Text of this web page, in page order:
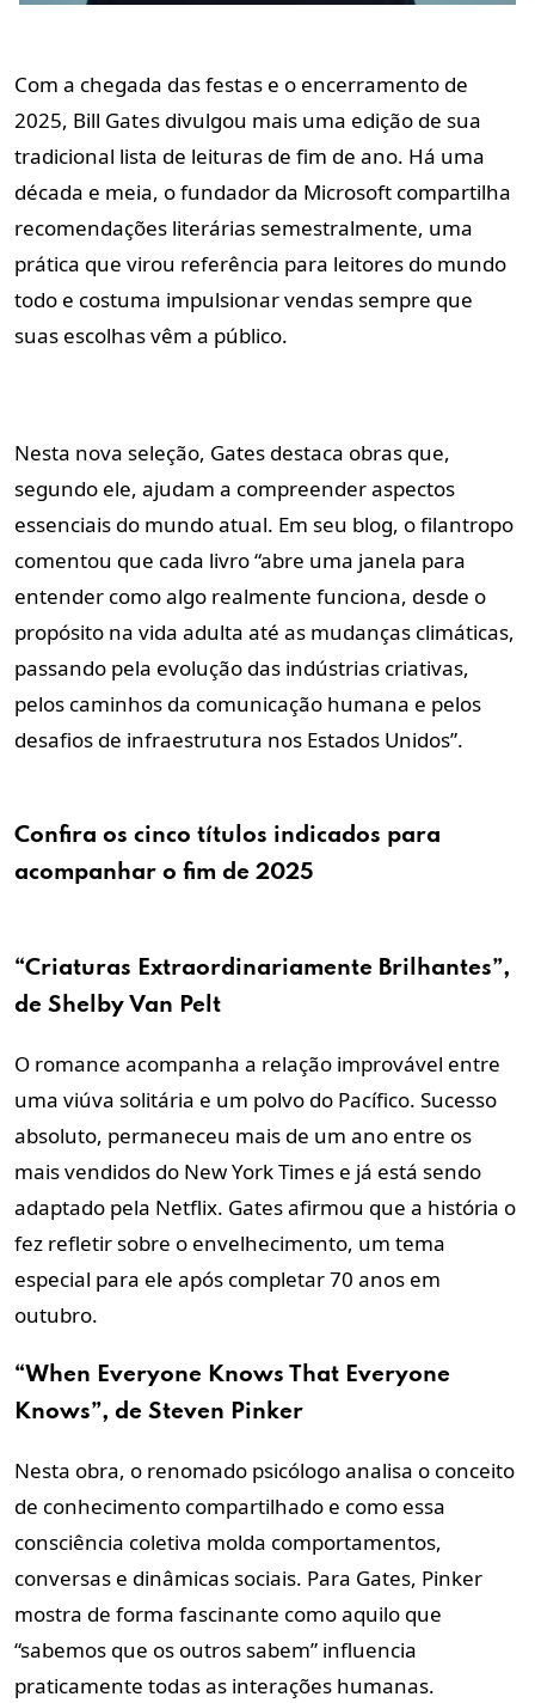
Com a chegada das festas e o encerramento de
2025, Bill Gates divulgou mais uma edição de sua
tradicional lista de leituras de fim de ano. Há uma
década e meia, o fundador da Microsoft compartilha
recomendações literárias semestralmente, uma
prática que virou referência para leitores do mundo
todo e costuma impulsionar vendas sempre que
suas escolhas vêm a público.
Nesta nova seleção, Gates destaca obras que,
segundo ele, ajudam a compreender aspectos
essenciais do mundo atual. Em seu blog, o filantropo
comentou que cada livro “abre uma janela para
entender como algo realmente funciona, desde o
propósito na vida adulta até as mudanças climáticas,
passando pela evolução das indústrias criativas,
pelos caminhos da comunicação humana e pelos
desafios de infraestrutura nos Estados Unidos”.
Confira os cinco títulos indicados para
acompanhar o fim de 2025
“Criaturas Extraordinariamente Brilhantes”,
de Shelby Van Pelt
O romance acompanha a relação improvável entre
uma viúva solitária e um polvo do Pacífico. Sucesso
absoluto, permaneceu mais de um ano entre os
mais vendidos do New York Times e já está sendo
adaptado pela Netflix. Gates afirmou que a história o
fez refletir sobre o envelhecimento, um tema
especial para ele após completar 70 anos em
outubro.
“When Everyone Knows That Everyone
Knows”, de Steven Pinker
Nesta obra, o renomado psicólogo analisa o conceito
de conhecimento compartilhado e como essa
consciência coletiva molda comportamentos,
conversas e dinâmicas sociais. Para Gates, Pinker
mostra de forma fascinante como aquilo que
“sabemos que os outros sabem” influencia
praticamente todas as interações humanas.